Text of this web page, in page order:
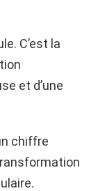
C’est la
et d’une
chiffre